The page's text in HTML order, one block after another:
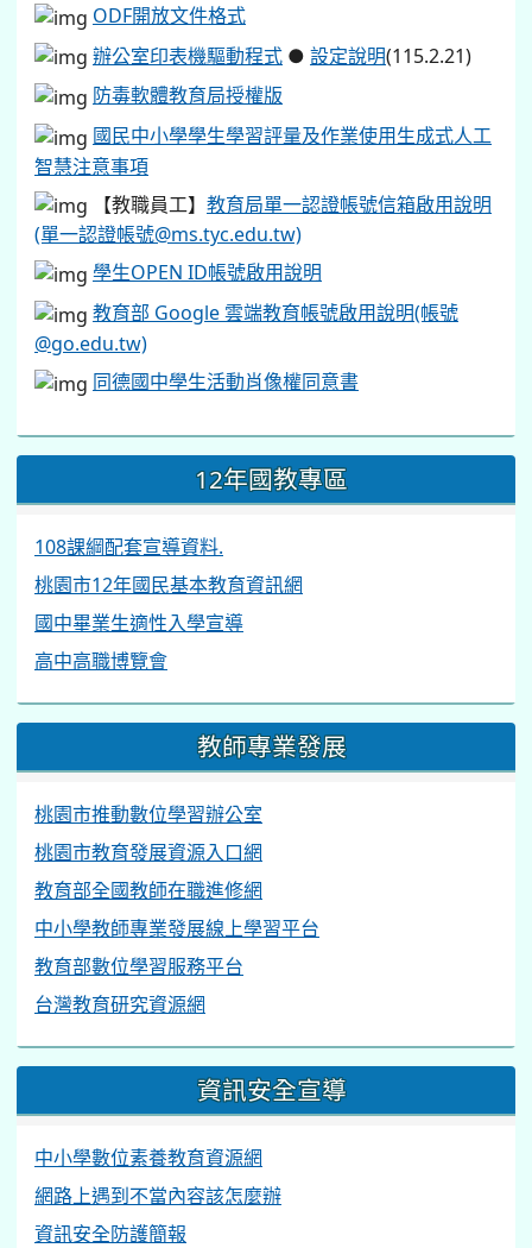
ODF開放文件格式
辦公室印表機驅動程式 ● 設定說明(115.2.21)
防毒軟體教育局授權版
國民中小學學生學習評量及作業使用生成式人工
智慧注意事項
【教職員工】 教育局單一認證帳號信箱啟用說明
(單一認證帳號@ms.tyc.edu.tw)
學生OPEN ID帳號啟用說明
教育部 Google 雲端教育帳號啟用說明(帳號
@go.edu.tw)
同德國中學生活動肖像權同意書
12年國教專區
108課綱配套宣導資料.
桃園市12年國民基本教育資訊網
國中畢業生適性入學宣導
高中高職博覽會
教師專業發展
桃園市推動數位學習辦公室
桃園市教育發展資源入口網
教育部全國教師在職進修網
中小學教師專業發展線上學習平台
教育部數位學習服務平台
台灣教育研究資源網
資訊安全宣導
中小學數位素養教育資源網
網路上遇到不當內容該怎麼辦
資訊安全防護簡報